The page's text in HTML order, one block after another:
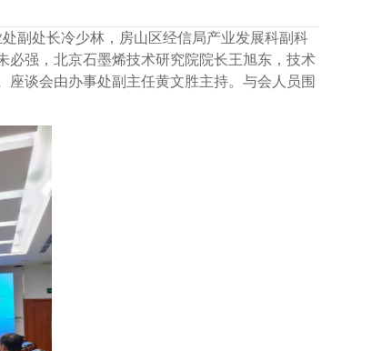
副处长冷少林，房山区经信局产业发展科副科
必强，北京石墨烯技术研究院院长王旭东，技术
谈会由办事处副主任黄文胜主持。与会人员围